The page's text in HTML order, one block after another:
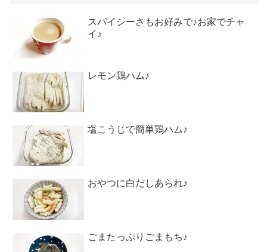
スパイシーさもお好みで♪お家でチャ
イ♪
レモン鶏ハム♪
塩こうじで簡単鶏ハム♪
おやつに白だしあられ♪
ごまたっぷりごまもち♪